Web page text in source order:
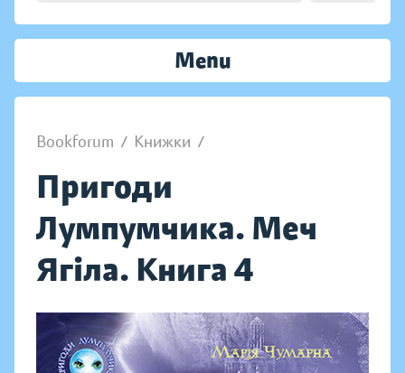
Menu
Bookforum / Книжки /
Пригоди
Лумпумчика. Меч
Ягіла. Книга 4